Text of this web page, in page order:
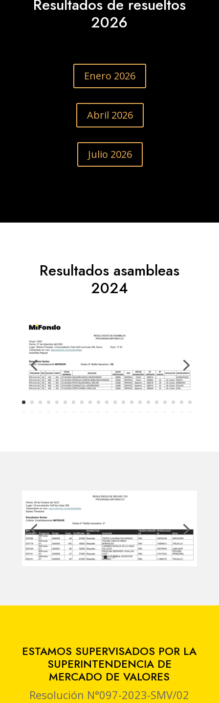
Resultados de resueltos
2026
Enero 2026
Abril 2026
Julio 2026
Resultados asambleas
2024
ESTAMOS SUPERVISADOS POR LA
SUPERINTENDENCIA DE
MERCADO DE VALORES
Resolución N°097-2023-SMV/02